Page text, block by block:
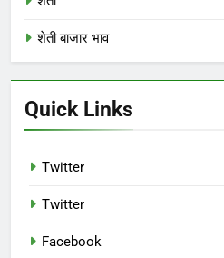
शेती बाजार भाव
Quick Links
Twitter
Twitter
Facebook